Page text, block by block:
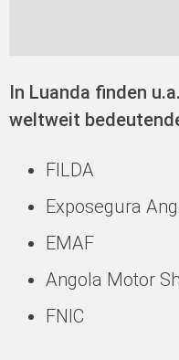
In Luanda finden
weltweit
FILDA
Exposegura
EMAF
Angola Motor
FNIC